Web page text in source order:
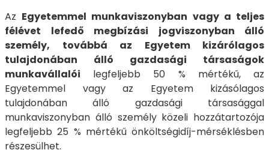
Az Egyetemmel munkaviszonyban vagy a teljes
félévet lefedő megbízási jogviszonyban álló
személy, továbbá az Egyetem kizárólagos
tulajdonában álló gazdasági társaságok
munkavállalói legfeljebb 50 % mértékű, az
Egyetemmel vagy az Egyetem kizásólagos
tulajdonában álló gazdasági társasággal
munkaviszonyban álló személy közeli hozzátartozója
legfeljebb 25 % mértékű önköltségidíj-mérséklésben
részesülhet.